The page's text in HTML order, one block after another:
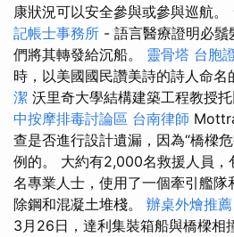
康狀況可以安全參與或參與巡航。
記帳士事務所 - 語言醫療證明必鬚
們將其轉發給沉船。 靈骨塔 台胞
時，以美國國民讚美詩的詩人命名
潔 沃里奇大學結構建築工程教授
中按摩排毒討論區 台南律師
查是否進行設計遺漏，因為“橋樑
例的。 大約有2,000名救援人員，
名專業人士，使用了一個牽引艦
除鋼和混凝土堆棧。 辦桌外燴推薦
3月26日，達利集裝箱船與橋樑相